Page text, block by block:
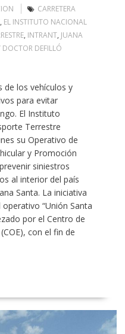
CARRETERA
, EL INSTITUTO NACIONAL
, INTRANT, JUANA
DOCTOR DEFILLÓ
de los vehículos y
para evitar
El Instituto
Terrestre
su Operativo de
y Promoción
siniestros
al interior del país
Santa. La iniciativa
“Unión Santa
por el Centro de
con el fin de